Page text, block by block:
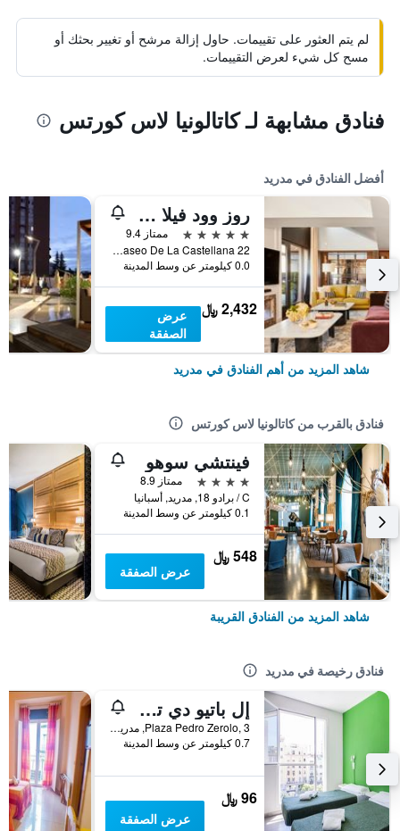
لم يتم العثور على تقييمات. حاول إزالة مرشح أو تغيير بحثك أو
مسح كل شيء لعرض التقييمات.
فنادق مشابهة لـ كاتالونيا لاس كورتس
أفضل الفنادق في مدريد
روز وود فيلا ماجنا
5 نجوم
ممتاز 9.4
Paseo De La Castellana 22, مدريد, أسبانيا
0.0 كيلومتر عن وسط المدينة
2,432 ﷼
عرض
الصفقة
شاهد المزيد من أهم الفنادق في مدريد
فنادق بالقرب من كاتالونيا لاس كورتس
فينتشي سوهو
4 نجوم
ممتاز 8.9
C / برادو 18, مدريد, أسبانيا
0.1 كيلومتر عن وسط المدينة
548 ﷼
عرض الصفقة
شاهد المزيد من الفنادق القريبة
فنادق رخيصة في مدريد
إل باتيو دي تشويكا - هوستل
Plaza Pedro Zerolo, 3, مدريد, أسبانيا
0.7 كيلومتر عن وسط المدينة
96 ﷼
عرض الصفقة